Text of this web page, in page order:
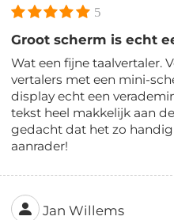
5
Groot scherm is echt
Wat een fijne taalvertaler.
vertalers met een mini-
display echt een
tekst heel makkelijk aan
gedacht dat het zo
aanrader!
Jan Willems